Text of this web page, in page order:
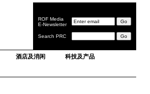
ROF Media
E-Newsletter
Search PRC
酒店及消闲
科技及产品